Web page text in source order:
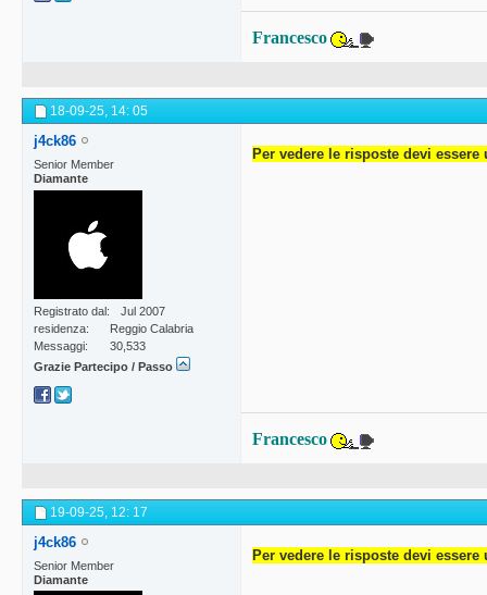
Francesco
18-09-25, 14: 05
j4ck86
Senior Member
Diamante
Registrato dal
Jul 2007
residenza
Reggio Calabria
Messaggi
30,533
Grazie Partecipo / Passo
Per vedere le risposte devi
Francesco
19-09-25, 12: 17
j4ck86
Senior Member
Diamante
Per vedere le risposte devi essere